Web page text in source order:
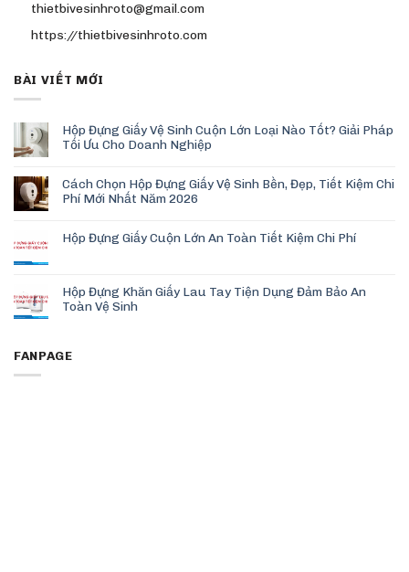
thietbivesinhroto@gmail.com
https://thietbivesinhroto.com
BÀI VIẾT MỚI
Hộp Đựng Giấy Vệ Sinh Cuộn Lớn Loại Nào Tốt? Giải Pháp
Tối Ưu Cho Doanh Nghiệp
Cách Chọn Hộp Đựng Giấy Vệ Sinh Bền, Đẹp, Tiết Kiệm Chi
Phí Mới Nhất Năm 2026
Hộp Đựng Giấy Cuộn Lớn An Toàn Tiết Kiệm Chi Phí
Hộp Đựng Khăn Giấy Lau Tay Tiện Dụng Đảm Bảo An
Toàn Vệ Sinh
FANPAGE